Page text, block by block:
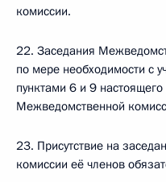
комиссии.
22. Заседания
по мере необходимости с
пунктами 6 и 9
Межведомственной
23. Присутствие на
комиссии её членов